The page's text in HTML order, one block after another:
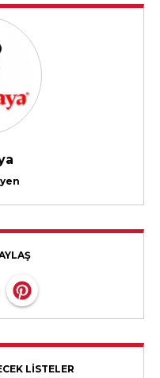
LİSTELER